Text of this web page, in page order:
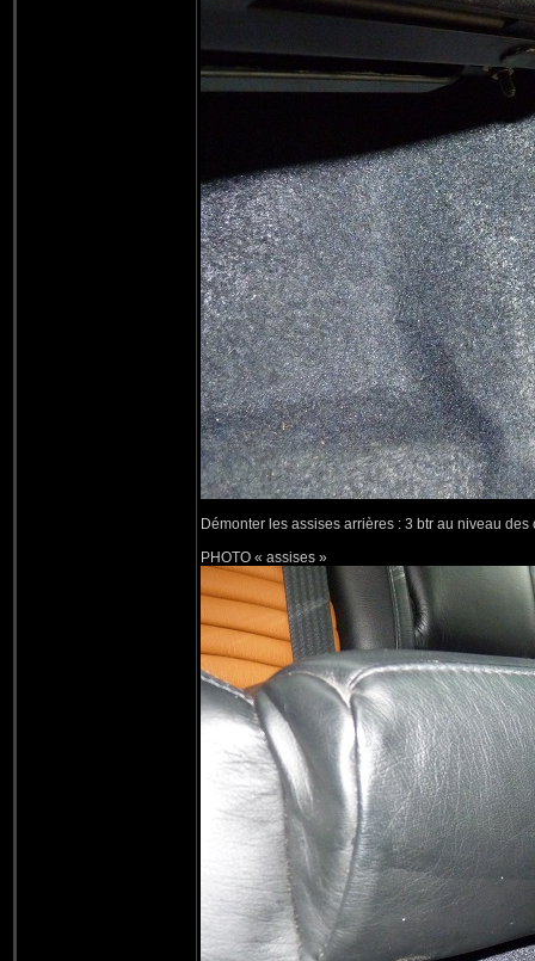
Démonter les assises arrières : 3 btr au niveau des
PHOTO « assises »